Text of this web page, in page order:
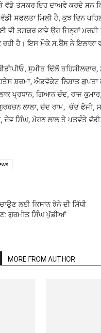
ਵੱਡੇ ਤਸਕਰ ਇਹ ਦਾਅਵੇ ਕਰਦੇ ਸਨ
ਸਫਲਤਾ ਮਿਲੀ ਹੈ, ਕੁਝ ਦਿਨ
ਵੀ ਤਸਕਰ ਭਾਵੇ ਉਹ ਜਿਨ੍ਹਾਂ
ਹੈ। ਇਸ ਮੌਕੇ ਸ.ਬੈਂਸ ਨੇ ਇਲਾਕਾ
ਸੁਮੀਤ ਢਿੱਲੋਂ
ਸ਼ਰਮਾ, ਐਡਵੋਕੇਟ ਨਿਸ਼ਾਤ
ਪ੍ਰਧਾਨ, ਗਿਆਨ ਚੰਦ, ਰਾਜ
ਗੁਰਬਚਨ ਲਾਲਾ, ਚੰਦ ਰਾਮ, ਚੰਦ
ਸਿੰਘ, ਮੋਹਨ ਲਾਲ ਤੇ ਪਤਵੰਤੇ ਵੱਡੀ
ਲਈ ਕਿਸਾਨ ਝੋਨੇ ਦੀ ਸਿੱਧੀ
ਗੁਰਮੀਤ ਸਿੰਘ ਖੁੱਡੀਆਂ
MORE FROM AUTHOR